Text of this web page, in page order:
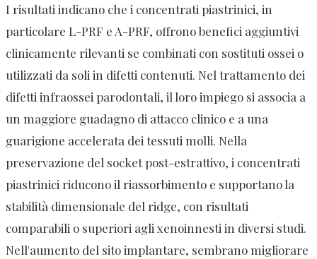
I risultati indicano che i concentrati piastrinici, in
particolare L-PRF e A-PRF, offrono benefici aggiuntivi
clinicamente rilevanti se combinati con sostituti ossei o
utilizzati da soli in difetti contenuti. Nel trattamento dei
difetti infraossei parodontali, il loro impiego si associa a
un maggiore guadagno di attacco clinico e a una
guarigione accelerata dei tessuti molli. Nella
preservazione del socket post-estrattivo, i concentrati
piastrinici riducono il riassorbimento e supportano la
stabilità dimensionale del ridge, con risultati
comparabili o superiori agli xenoinnesti in diversi studi.
Nell'aumento del sito implantare, sembrano migliorare